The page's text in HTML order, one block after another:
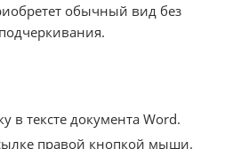
обычный вид без
в тексте документа Word.
правой кнопкой мыши.